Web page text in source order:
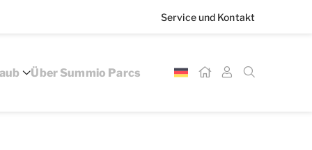
Service und Kontakt
Über Summio Parcs